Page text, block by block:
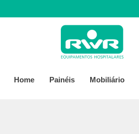
Home Painéis Mobiliário